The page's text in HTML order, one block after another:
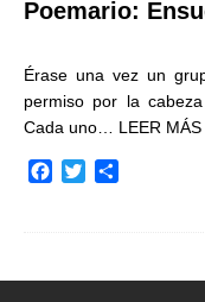
Poemario:
Érase una vez un
permiso por la
Cada uno… LEER MÁS